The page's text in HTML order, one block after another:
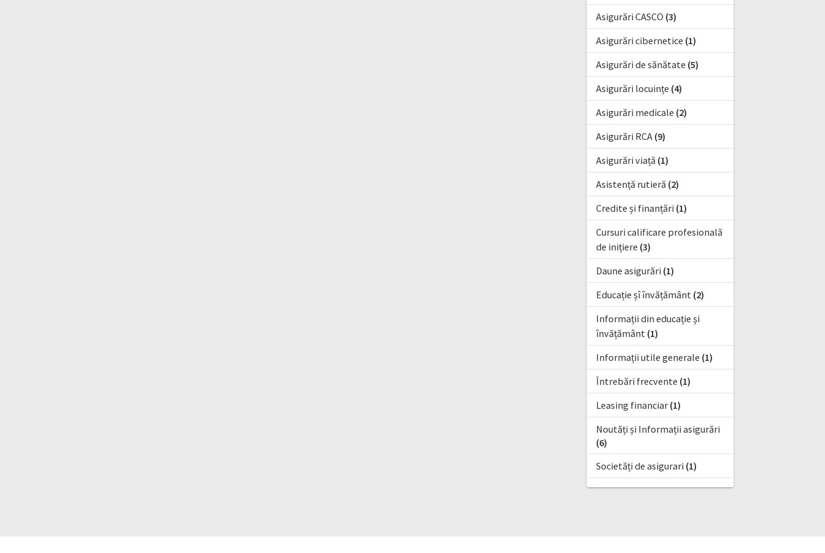
Asigurări CASCO (3)
Asigurări cibernetice (1)
Asigurări de sănătate (5)
Asigurări locuințe (4)
Asigurări medicale (2)
Asigurări RCA(9)
Asigurări viață (1)
Asistență rutieră (2)
Credite și finanțări (1)
Cursuri calificare profesională
de inițiere (3)
Daune asigurări (1)
Educație șî învățământ(2)
Informații din educație și
învățământ(1)
Informații utile generale (1)
Întrebări frecvente (1)
Leasing financiar(1)
Noutăți și Informații asigurări
(6)
Societăți de asigurari (1)